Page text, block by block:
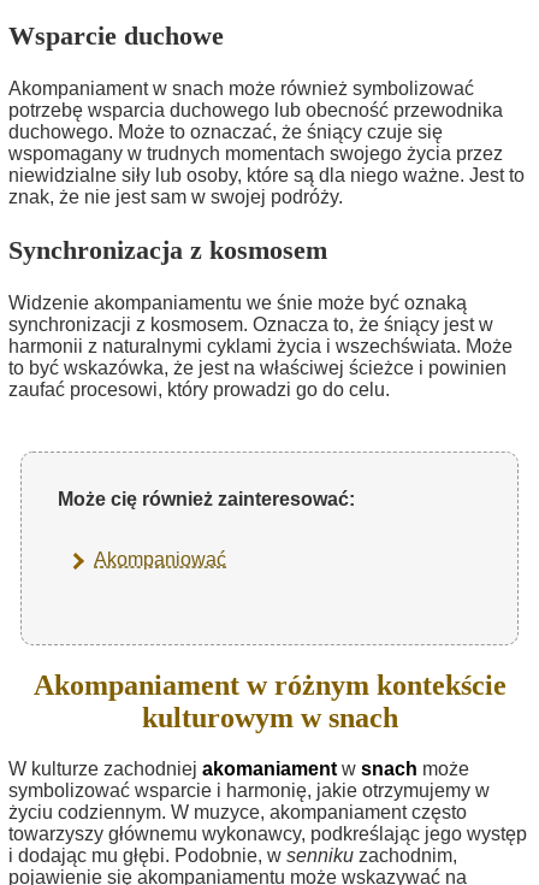
Wsparcie duchowe
Akompaniament w snach może również symbolizować
potrzebę wsparcia duchowego lub obecność przewodnika
duchowego. Może to oznaczać, że śniący czuje się
wspomagany w trudnych momentach swojego życia przez
niewidzialne siły lub osoby, które są dla niego ważne. Jest to
znak, że nie jest sam w swojej podróży.
Synchronizacja z kosmosem
Widzenie akompaniamentu we śnie może być oznaką
synchronizacji z kosmosem. Oznacza to, że śniący jest w
harmonii z naturalnymi cyklami życia i wszechświata. Może
to być wskazówka, że jest na właściwej ścieżce i powinien
zaufać procesowi, który prowadzi go do celu.
Może cię również zainteresować:
Akompaniować
Akompaniament w różnym kontekście
kulturowym w snach
W kulturze zachodniej akomaniament w snach może
symbolizować wsparcie i harmonię, jakie otrzymujemy w
życiu codziennym. W muzyce, akompaniament często
towarzyszy głównemu wykonawcy, podkreślając jego występ
i dodając mu głębi. Podobnie, w senniku zachodnim,
pojawienie się akompaniamentu może wskazywać na